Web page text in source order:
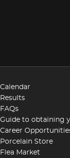
Calendar
Results
FAQs
Guide to obtaining
Career
Porcelain Store
Flea Market